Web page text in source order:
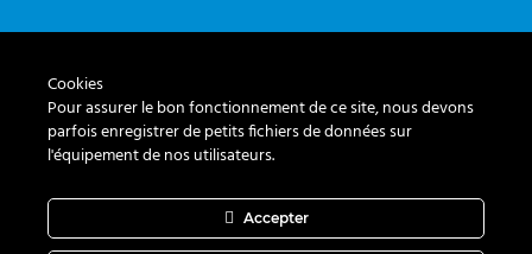
ADRESSE
Le Roi de la Peinture
Chemin des Lentillières 18 box D14
+41 21 588 13 16
Cookies
Pour assurer le bon fonctionnement de ce site, nous devons
parfois enregistrer de petits fichiers de données sur
l'équipement de nos utilisateurs.
Accepter